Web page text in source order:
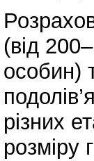
(від
особин)
різних
розміру